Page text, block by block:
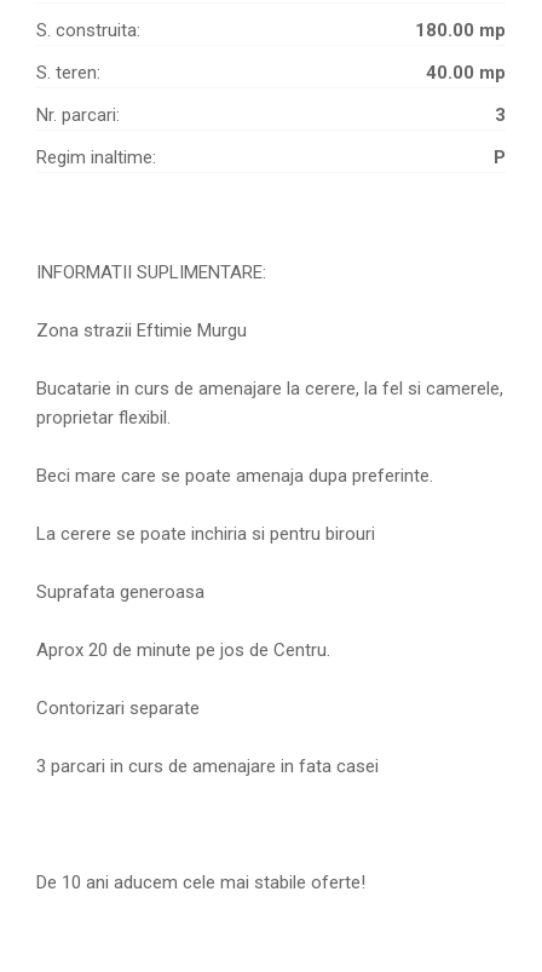
S. construita:
180.00 mp
S. teren:
40.00 mp
Nr. parcari:
3
Regim inaltime:
P
INFORMATII SUPLIMENTARE:
Zona strazii Eftimie Murgu
Bucatarie in curs de amenajare la cerere, la fel si camerele,
proprietar flexibil.
Beci mare care se poate amenaja dupa preferinte.
La cerere se poate inchiria si pentru birouri
Suprafata generoasa
Aprox 20 de minute pe jos de Centru.
Contorizari separate
3 parcari in curs de amenajare in fata casei
De 10 ani aducem cele mai stabile oferte!